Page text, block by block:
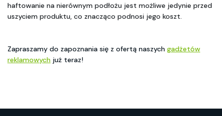
haftowanie na nierównym podłożu jest możliwe jedynie przed
uszyciem produktu, co znacząco podnosi jego koszt.
Zapraszamy do zapoznania się z ofertą naszych gadżetów
reklamowych już teraz!